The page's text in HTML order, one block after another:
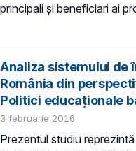
principali și beneficiari ai
Analiza sistemului de
România din
Politici educaționale
3 februarie 2016
Prezentul studiu